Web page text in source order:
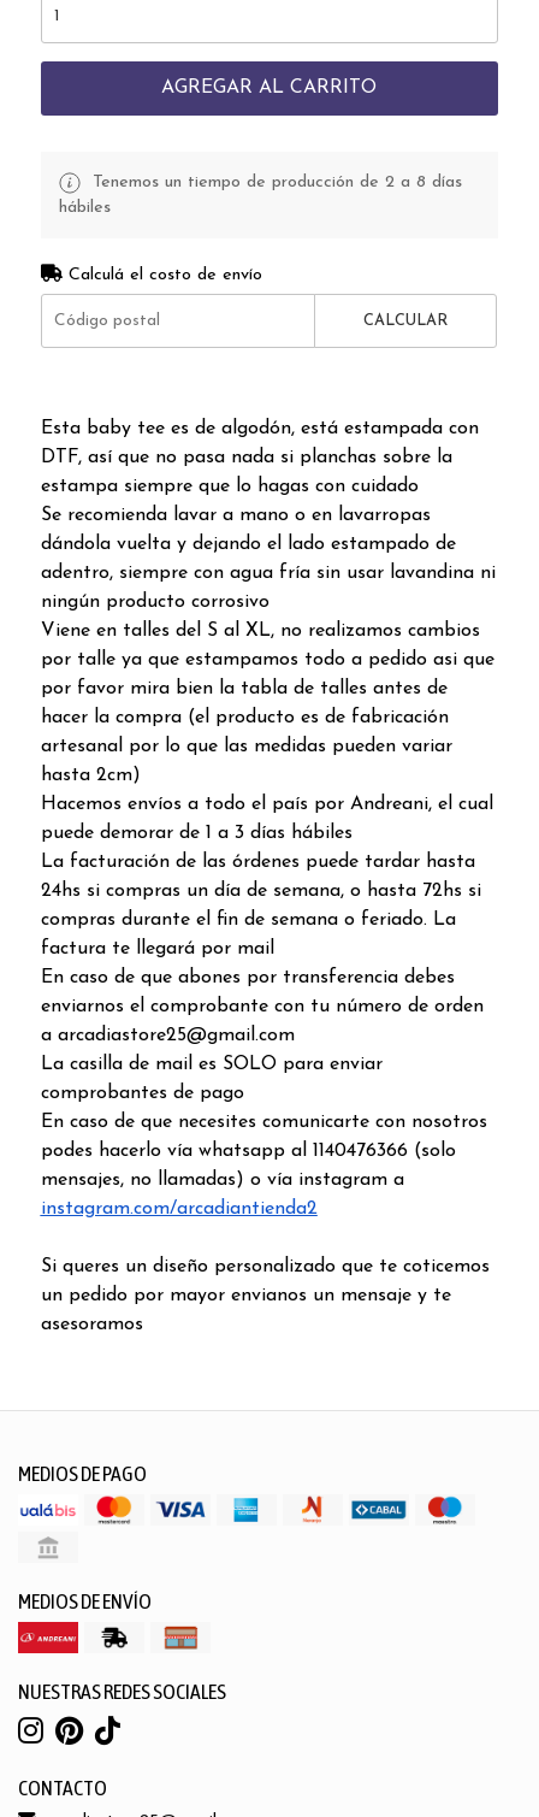
AGREGAR AL CARRITO
Tenemos un tiempo de producción de 2 a 8 días
hábiles
Calculá el costo de envío
CALCULAR
Esta baby tee es de algodón, está estampada con
DTF, así que no pasa nada si planchas sobre la
estampa siempre que lo hagas con cuidado
Se recomienda lavar a mano o en lavarropas
dándola vuelta y dejando el lado estampado de
adentro, siempre con agua fría sin usar lavandina ni
ningún producto corrosivo
Viene en talles del S al XL, no realizamos cambios
por talle ya que estampamos todo a pedido asi que
por favor mira bien la tabla de talles antes de
hacer la compra (el producto es de fabricación
artesanal por lo que las medidas pueden variar
hasta 2cm)
Hacemos envíos a todo el país por Andreani, el cual
puede demorar de 1 a 3 días hábiles
La facturación de las órdenes puede tardar hasta
24hs si compras un día de semana, o hasta 72hs si
compras durante el fin de semana o feriado. La
factura te llegará por mail
En caso de que abones por transferencia debes
enviarnos el comprobante con tu número de orden
a arcadiastore25@gmail.com
La casilla de mail es SOLO para enviar
comprobantes de pago
En caso de que necesites comunicarte con nosotros
podes hacerlo vía whatsapp al 1140476366 (solo
mensajes, no llamadas) o vía instagram a
instagram.com/arcadiantienda2
Si queres un diseño personalizado que te coticemos
un pedido por mayor envianos un mensaje y te
asesoramos
MEDIOS DE PAGO
MEDIOS DE ENVÍO
NUESTRAS REDES SOCIALES
CONTACTO